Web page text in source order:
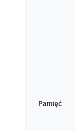
Pamięć